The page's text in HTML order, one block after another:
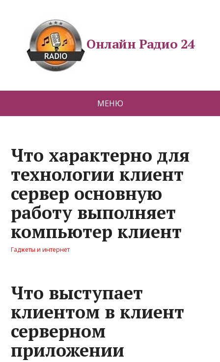
Онлайн Радио 24
МЕНЮ
Что характерно для
технологии клиент
сервер основную
работу выполняет
компьютер клиент
Гаджеты и интернет
Что выступает
клиентом в клиент
серверном
приложении